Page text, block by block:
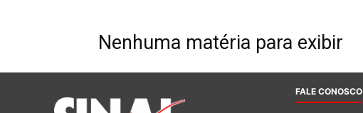
Nenhuma matéria para exibir
FALE CONOSCO